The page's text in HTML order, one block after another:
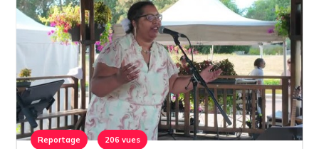
Reportage 206 vues